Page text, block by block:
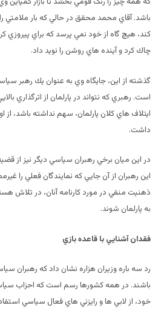
باشد. آقاي محمد محقق در حالي كه بار ملامتي
كند، هيچ گاه از خود نمي پرسد كه براي
چاك كرد و آينده هاي روشن را نويد داد.
گذشته از اين، جايگاه وي به عنوان يك رهبر
است. رهبري كه نتواند در پارلمان از اثرگذاري
ايتلاف هاي كلان پارلمان، سهم نداشته باشد، از
داشت.
در اين ميان برخي رهبران سياسي ديگر نيز از
اين رهبران از آن جايي كه نمايندگان فعلي را
ذهنيت منفي در مورد كارنامه آنان، در تلاش
به پارلمان شوند.
فقدان آشنايي با قاعده بازي
رد سه باره وزيران هزاره نشان داد كه رهبران
باشند. در همه كشورها رسم است كه احزاب
خود، از لابي ها و رايزني هاي فعال سياسي